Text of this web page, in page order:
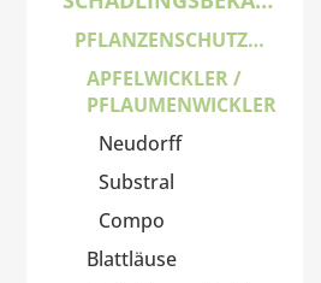
PFLANZENSCHUTZMITTEL
APFELWICKLER /
PFLAUMENWICKLER
Neudorff
Substral
Compo
Blattläuse